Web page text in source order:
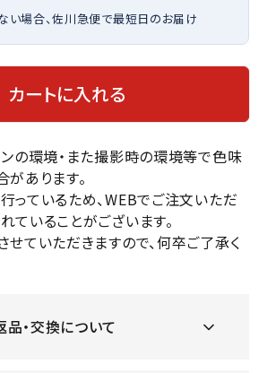
い場合、佐川急便で最短日のお届け
カートに入れる
の環境・また撮影時の環境等で色味
あります。
ているため、WEBでご注文いただ
ていることがございます。
せていただきますので、何卒ご了承く
品・交換について